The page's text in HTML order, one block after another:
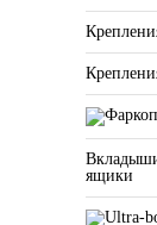
ящики